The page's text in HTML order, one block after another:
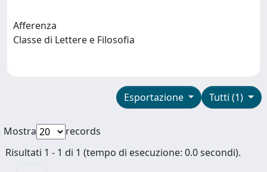
Afferenza
Classe di Lettere e Filosofia
Tutti (1)
Esportazione
Mostra
records
Risultati 1 - 1 di 1 (tempo di esecuzione: 0.0 secondi).